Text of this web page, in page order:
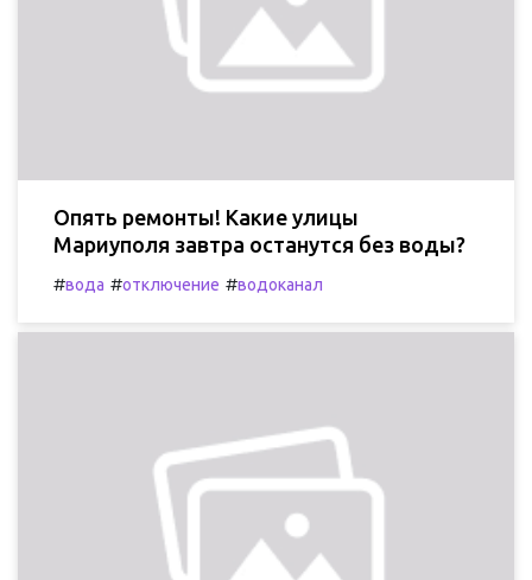
Опять ремонты! Какие улицы
Мариуполя завтра останутся без воды?
#вода #отключение #водоканал